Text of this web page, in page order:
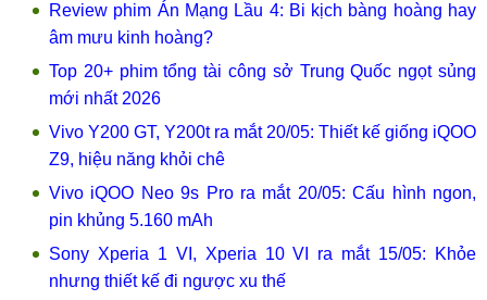
Review phim Án Mạng Lầu 4: Bi kịch bàng hoàng hay
âm mưu kinh hoàng?
Top 20+ phim tổng tài công sở Trung Quốc ngọt sủng
mới nhất 2026
Vivo Y200 GT, Y200t ra mắt 20/05: Thiết kế giống iQOO
Z9, hiệu năng khỏi chê
Vivo iQOO Neo 9s Pro ra mắt 20/05: Cấu hình ngon,
pin khủng 5.160 mAh
Sony Xperia 1 VI, Xperia 10 VI ra mắt 15/05: Khỏe
nhưng thiết kế đi ngược xu thế